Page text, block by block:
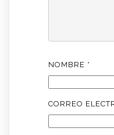
NOMBRE *
CORREO